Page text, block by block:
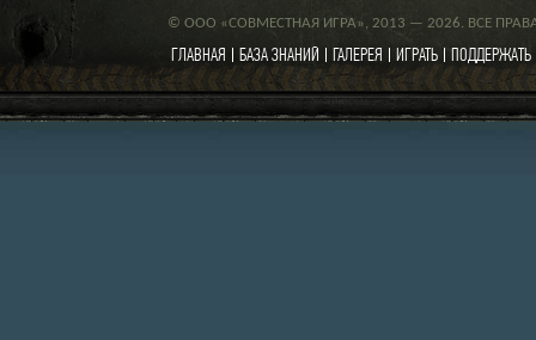
© ООО «СОВМЕСТНАЯ ИГРА», 2013 — 2026. ВСЕ
ГЛАВНАЯ БАЗА ЗНАНИЙ ГАЛЕРЕЯ ИГРАТЬ ПОДДЕРЖАТЬ